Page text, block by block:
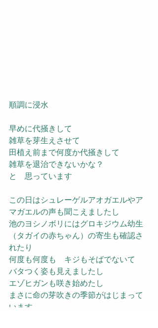
順調に浸水
早めに代掻きして
雑草を芽生えさせて
田植え前まで何度か代掻きして
雑草を退治できないかな？
と　思っています
この日はシュレーゲルアオガエルやア
マガエルの声も聞こえましたし
池のヨシノボリにはグロキジウム幼生
（タガイの赤ちゃん）の寄生も確認さ
れたり
何度も何度も　キジもそばでないて
バタつく姿も見えましたし
エゾヒガンも咲き始めたし
まさに命の芽吹きの季節がはじまって
います